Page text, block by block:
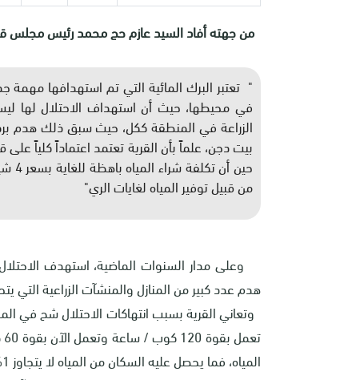
من جهته أفاد السيد عازم حج محمد رئيس مجلس
" تعتبر البرك المائية التي تم استهدافها
في محيطها، حيث أن استهداف الاحتلال
الزراعة في المنطقة ككل، حيث سبق ذلك هدم
بيت دجن، علماً بأن القرية تعتمد اعتماداً كلياً
من قبيل توفير المياه لغايات الري"
وعلى مدار السنوات الماضية، استهدف
هدم عدد كبير من المنازل والمنشآت الزراعية التي
وتعاني القرية بسبب انتهاكات الاحتلال شح في
المياه، فما يحصل عليه السكان من المياه لا يتجاوز 1% من مجمل مياه المنطقة .